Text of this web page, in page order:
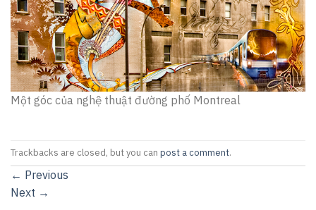
Một góc của nghệ thuật đường phố Montreal
Trackbacks are closed, but you can post a comment.
← Previous
Next →